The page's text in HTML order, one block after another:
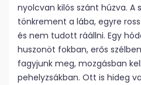
nyolcvan kilós szánt húzva. A
tönkrement a lába, egyre
és nem tudott ráállni. Egy
huszonöt fokban, erős
fagyjunk meg, mozgásban
pehelyzsákban. Ott is hideg